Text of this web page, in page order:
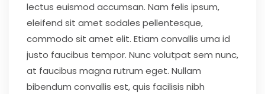
lectus euismod accumsan. Nam felis ipsum,
eleifend sit amet sodales pellentesque,
commodo sit amet elit. Etiam convallis urna id
justo faucibus tempor. Nunc volutpat sem nunc,
at faucibus magna rutrum eget. Nullam
bibendum convallis est, quis facilisis nibh